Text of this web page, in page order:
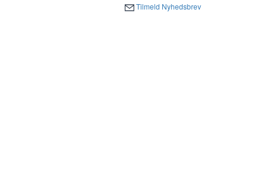
Tilmeld Nyhedsbrev